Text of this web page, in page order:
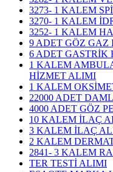
3273- 1 KALEM
3270- 1 KALEM
3252- 1 KALEM
9 ADET GÖZ
6 ADET
1 KALEM
HİZMET ALIMI
1 KALEM
22000 ADET
4000 ADET GÖZ
10 KALEM İLAÇ
3 KALEM İLAÇ
2 KALEM
2841- 3 KALEM
TER TESTİ ALIMI